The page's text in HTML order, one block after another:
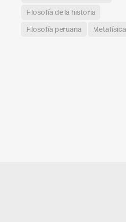
Filosofía de la historia
Filosofía peruana
Metafísica